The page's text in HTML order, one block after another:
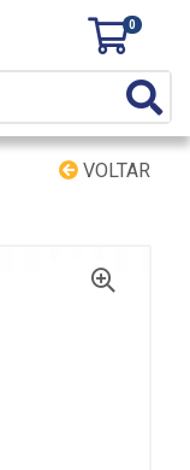
0
VOLTAR